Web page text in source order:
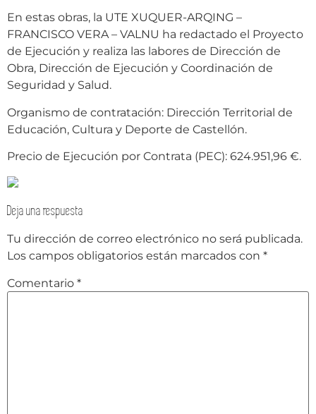
En estas obras, la UTE XUQUER-ARQING –
FRANCISCO VERA – VALNU ha redactado el Proyecto
de Ejecución y realiza las labores de Dirección de
Obra, Dirección de Ejecución y Coordinación de
Seguridad y Salud.
Organismo de contratación: Dirección Territorial de
Educación, Cultura y Deporte de Castellón.
Precio de Ejecución por Contrata (PEC): 624.951,96 €.
Deja una respuesta
Tu dirección de correo electrónico no será publicada.
Los campos obligatorios están marcados con *
Comentario *